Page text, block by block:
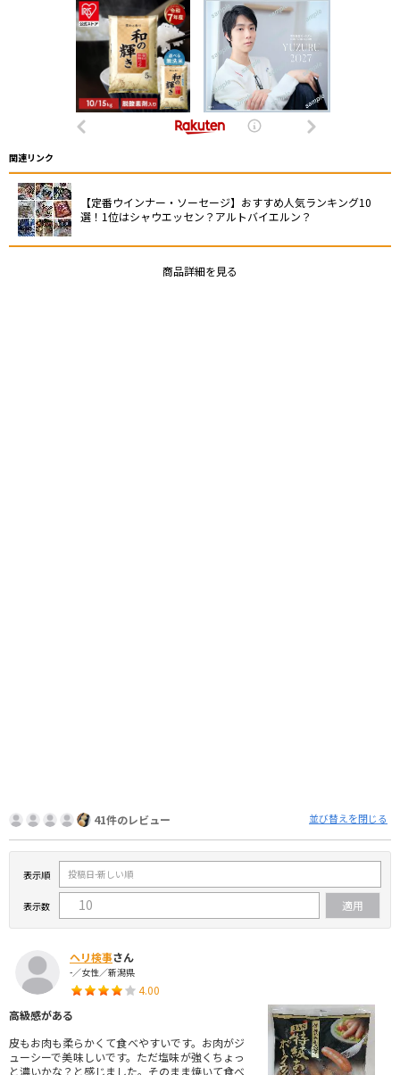
関連リンク
【定番ウインナー・ソーセージ】おすすめ人気ランキング10
選！1位はシャウエッセン？アルトバイエルン？
商品詳細を見る
41件のレビュー 並び替えを閉じる
表示順
表示数
ヘリ検事さん
-／女性／新潟県
4.00
高級感がある
皮もお肉も柔らかくて食べやすいです。お肉がジ
ューシーで美味しいです。ただ塩味が強くちょっ
と濃いかな？と感じました。そのまま焼いて食べ